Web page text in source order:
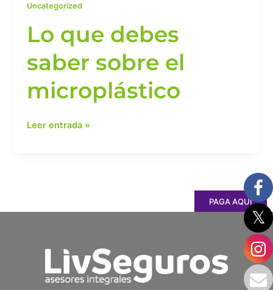
Uncategorized
Lo que debes
saber sobre el
microplástico
Leer entrada »
PAGA AQUÍ